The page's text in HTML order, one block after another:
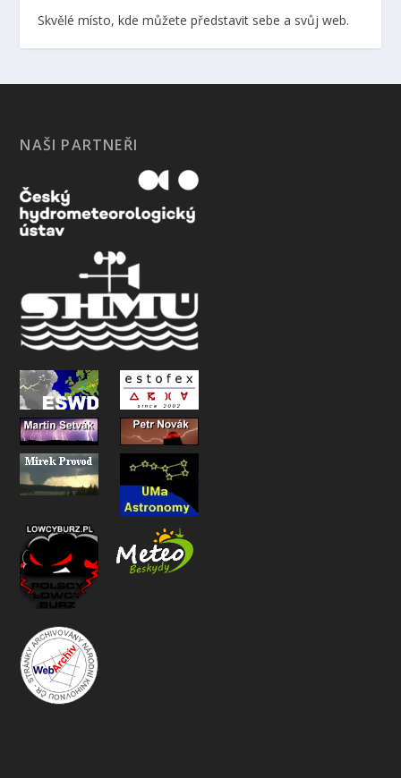
Skvělé místo, kde můžete představit sebe a svůj web.
NAŠI PARTNEŘI